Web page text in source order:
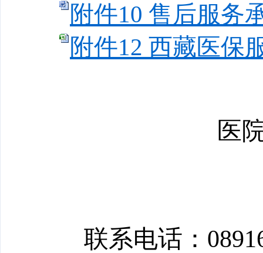
附件10 售后服务
附件12 西藏医保
医
联系电话：